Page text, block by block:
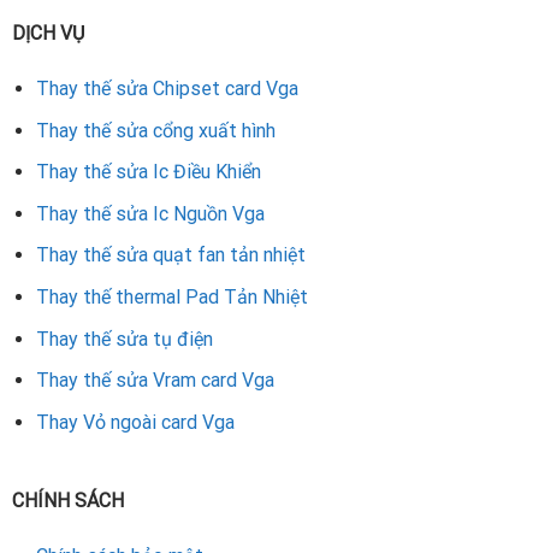
DỊCH VỤ
Thay thế sửa Chipset card Vga
Thay thế sửa cổng xuất hình
Thay thế sửa Ic Điều Khiển
Thay thế sửa Ic Nguồn Vga
Thay thế sửa quạt fan tản nhiệt
Thay thế thermal Pad Tản Nhiệt
Thay thế sửa tụ điện
Thay thế sửa Vram card Vga
Thay Vỏ ngoài card Vga
CHÍNH SÁCH